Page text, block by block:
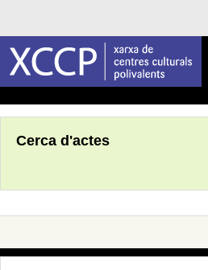
Cerca d'actes